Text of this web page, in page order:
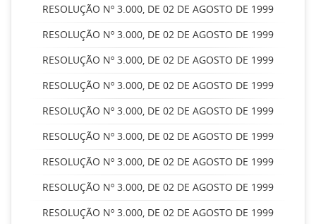
RESOLUÇÃO Nº 3.000, DE 02 DE AGOSTO DE 1999
RESOLUÇÃO Nº 3.000, DE 02 DE AGOSTO DE 1999
RESOLUÇÃO Nº 3.000, DE 02 DE AGOSTO DE 1999
RESOLUÇÃO Nº 3.000, DE 02 DE AGOSTO DE 1999
RESOLUÇÃO Nº 3.000, DE 02 DE AGOSTO DE 1999
RESOLUÇÃO Nº 3.000, DE 02 DE AGOSTO DE 1999
RESOLUÇÃO Nº 3.000, DE 02 DE AGOSTO DE 1999
RESOLUÇÃO Nº 3.000, DE 02 DE AGOSTO DE 1999
RESOLUÇÃO Nº 3.000, DE 02 DE AGOSTO DE 1999